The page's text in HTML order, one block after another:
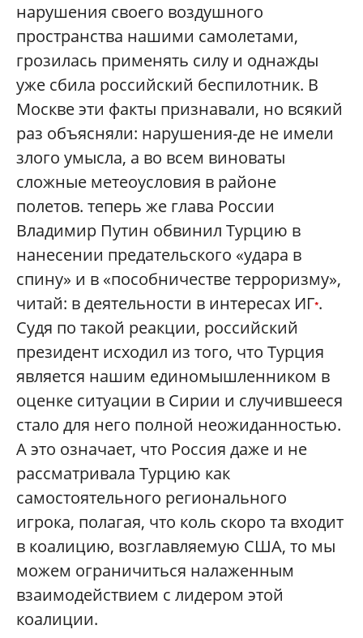
нарушения своего воздушного
пространства нашими самолетами,
грозилась применять силу и однажды
уже сбила российский беспилотник. В
Москве эти факты признавали, но всякий
раз объясняли: нарушения-де не имели
злого умысла, а во всем виноваты
сложные метеоусловия в районе
полетов. теперь же глава России
Владимир Путин обвинил Турцию в
нанесении предательского «удара в
спину» и в «пособничестве терроризму»,
читай: в деятельности в интересах ИГ*.
Судя по такой реакции, российский
президент исходил из того, что Турция
является нашим единомышленником в
оценке ситуации в Сирии и случившееся
стало для него полной неожиданностью.
А это означает, что Россия даже и не
рассматривала Турцию как
самостоятельного регионального
игрока, полагая, что коль скоро та входит
в коалицию, возглавляемую США, то мы
можем ограничиться налаженным
взаимодействием с лидером этой
коалиции.